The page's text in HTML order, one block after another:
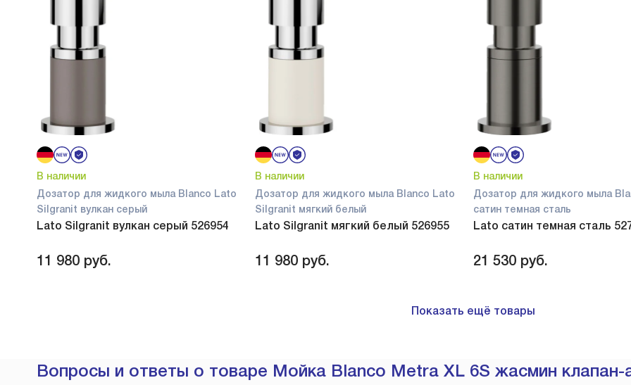
В наличии
Дозатор для жидкого мыла Blanco Lato
Silgranit вулкан серый
Lato Silgranit вулкан серый 526954
11 980 руб.
В наличии
Дозатор для жидкого мыла Blanco Lato
Silgranit мягкий белый
Lato Silgranit мягкий белый 526955
11 980 руб.
В наличии
Дозатор для жидкого мыла
сатин темная сталь
Lato сатин темная сталь
21 530 руб.
Показать ещё товары
Вопросы и ответы о товаре Мойка Blanco Metra XL 6S жасмин клапан-